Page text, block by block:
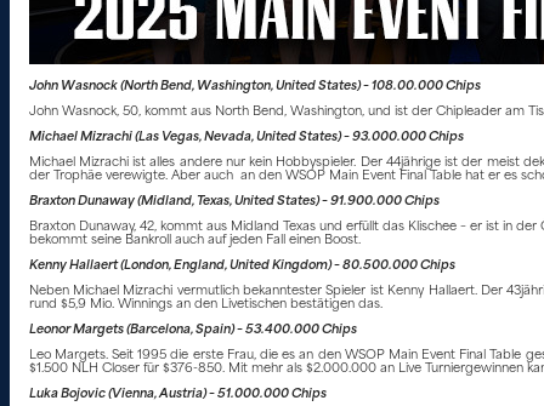
John Wasnock (North Bend, Washington, United States) – 108.00.000 Chips
John Wasnock, 50, kommt aus North Bend, Washington, und ist der Chipleader am
Michael Mizrachi (Las Vegas, Nevada, United States) – 93.000.000 Chips
Michael Mizrachi ist alles andere nur kein Hobbyspieler. Der 44jährige ist der meist
der Trophäe verewigte. Aber auch an den WSOP Main Event Final Table hat er es
Braxton Dunaway (Midland, Texas, United States) – 91.900.000 Chips
Braxton Dunaway, 42, kommt aus Midland Texas und erfüllt das Klischee – er ist in
bekommt seine Bankroll auch auf jeden Fall einen Boost.
Kenny Hallaert (London, England, United Kingdom) – 80.500.000 Chips
Neben Michael Mizrachi vermutlich bekanntester Spieler ist Kenny Hallaert. Der
rund $5,9 Mio. Winnings an den Livetischen bestätigen das.
Leonor Margets (Barcelona, Spain) – 53.400.000 Chips
Leo Margets. Seit 1995 die erste Frau, die es an den WSOP Main Event Final Table
$1.500 NLH Closer für $376-850. Mit mehr als $2.000.000 an Live Turniergewinnen
Luka Bojovic (Vienna, Austria) – 51.000.000 Chips